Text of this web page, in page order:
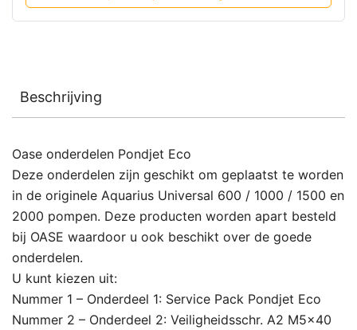
Beschrijving
Oase onderdelen Pondjet Eco
Deze onderdelen zijn geschikt om geplaatst te worden
in de originele Aquarius Universal 600 / 1000 / 1500 en
2000 pompen. Deze producten worden apart besteld
bij OASE waardoor u ook beschikt over de goede
onderdelen.
U kunt kiezen uit:
Nummer 1 – Onderdeel 1: Service Pack Pondjet Eco
Nummer 2 – Onderdeel 2: Veiligheidsschr. A2 M5x40